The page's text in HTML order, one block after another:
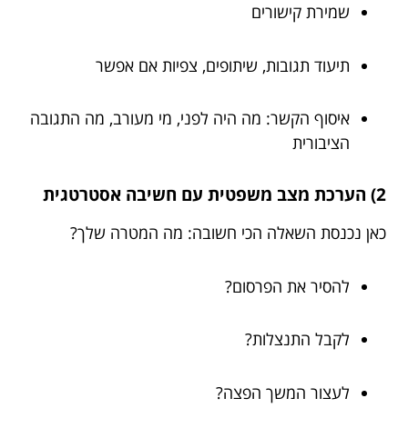
שמירת קישורים
תיעוד תגובות, שיתופים, צפיות אם אפשר
איסוף הקשר: מה היה לפני, מי מעורב, מה התגובה
הציבורית
2) הערכת מצב משפטית עם חשיבה אסטרטגית
כאן נכנסת השאלה הכי חשובה: מה המטרה שלך?
להסיר את הפרסום?
לקבל התנצלות?
לעצור המשך הפצה?